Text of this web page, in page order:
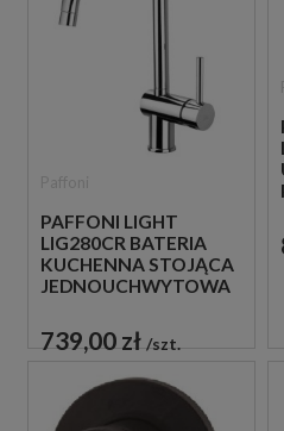
PAFFONI LIGHT
LIG280CR BATERIA
KUCHENNA STOJĄCA
JEDNOUCHWYTOWA
739,00 zł szt.